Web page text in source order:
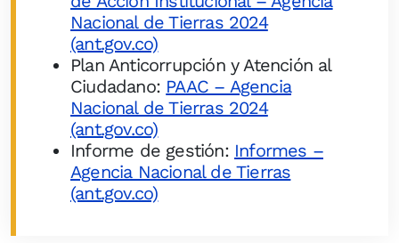
Nacional de Tierras 2024
(ant.gov.co)
Plan Anticorrupción y Atención al
Ciudadano: PAAC – Agencia
Nacional de Tierras 2024
(ant.gov.co)
Informe de gestión: Informes –
Agencia Nacional de Tierras
(ant.gov.co)